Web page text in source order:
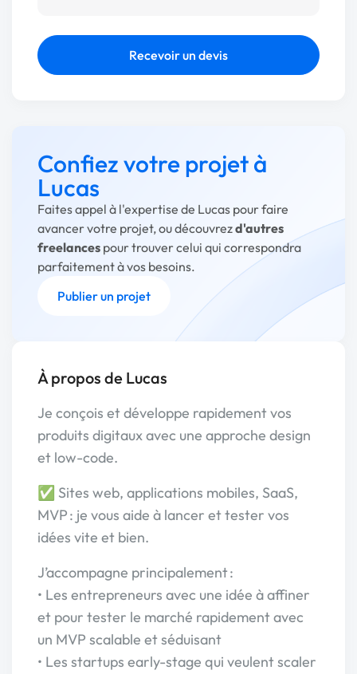
Recevoir un devis
Confiez votre projet à
Lucas
Faites appel à l'expertise de Lucas pour faire
avancer votre projet, ou découvrezd'autres
freelances pour trouver celui qui correspondra
parfaitement à vos besoins.
Publier un projet
À propos de Lucas
Je conçois et développe rapidement vos
produits digitaux avec une approche design
et low-code.
✅ Sites web, applications mobiles, SaaS,
MVP : je vous aide à lancer et tester vos
idées vite et bien.
J’accompagne principalement :
• Les entrepreneurs avec une idée à affiner
et pour tester le marché rapidement avec
un MVP scalable et séduisant
• Les startups early-stage qui veulent scaler